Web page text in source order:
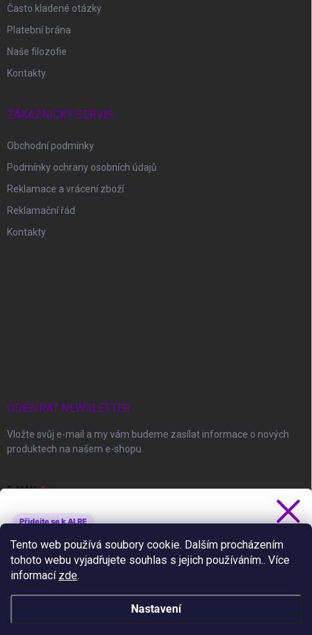
Tento web používá soubory cookie. Dalším procházením
tohoto webu vyjadřujete souhlas s jejich používáním.. Více
informací zde.
Nastavení
Často kladené otázky
Platební brána
Naše filozofie
Kontakty
ZÁKAZNICKÝ SERVIS
Obchodní podmínky
Podmínky ochrany osobních údajů
Reklamace a vrácení zboží
Reklamační řád
Kontakty
ODEBÍRAT NEWSLETTER
Vložte svůj e-mail a my vám budeme zasílat informace o nových
produktech na našem e-shopu.
E-MAIL
Vložením e-mailu souhlasíte spodmínkami ochrany osobních údajů
Přihlásit se
Přidejte se k ALRE
Získejte 5 % slevu
Novinky, slevy a tipy jako první.